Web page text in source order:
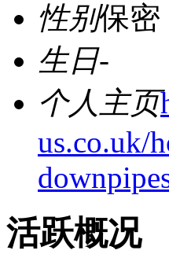
性别保密
生日-
个人主页
us.co.uk/
活跃概况